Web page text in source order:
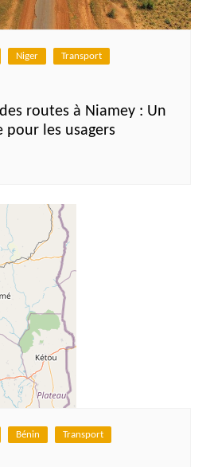
Niger Transport
routes à Niamey : Un
les usagers
Bénin Transport